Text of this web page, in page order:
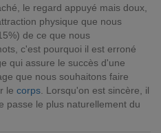
le regard appuyé mais doux,
physique que nous
de ce que nous
c'est pourquoi il est erroné
qui assure le succès d'une
que nous souhaitons faire
le corps . Lorsqu'on est sincère, il
passe le plus naturellement du